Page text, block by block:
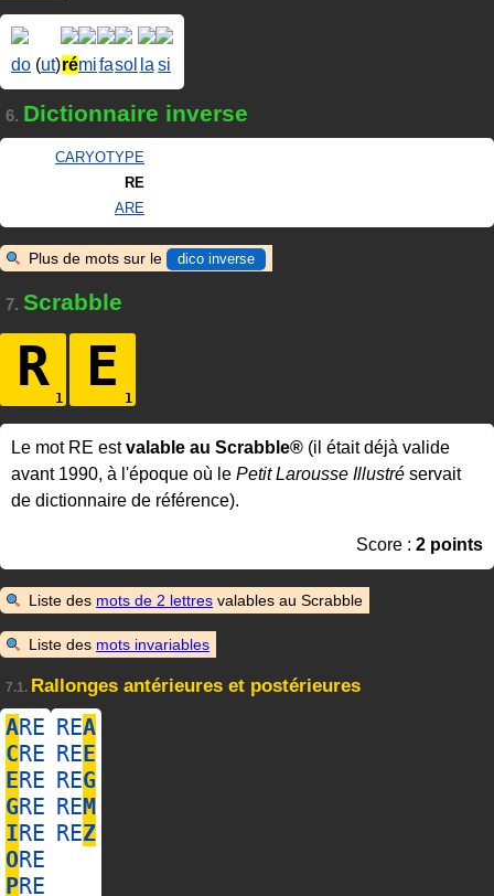
do (ut)rémifasol la si
6. Dictionnaire inverse
CARYOTYPE
RE
ARE
Plus de mots sur le dico inverse
7. Scrabble
R E
Le mot RE estvalable au Scrabble® (il était déjà valide
avant 1990, à l'époque où le Petit Larousse Illustré servait
de dictionnaire de référence).
Score : 2 points
Liste des mots de 2 lettres valables au Scrabble
Liste des mots invariables
7.1. Rallonges antérieures et postérieures
ARE
CRE
ERE
GRE
IRE
ORE
PRE
REA
REE
REG
REM
REZ